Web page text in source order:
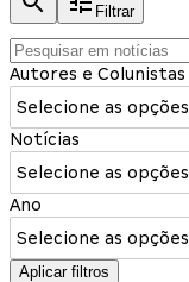
Filtrar
Autores e Colunistas
Selecione as opções
Notícias
Selecione as opções
Ano
Selecione as opções
Aplicar filtros